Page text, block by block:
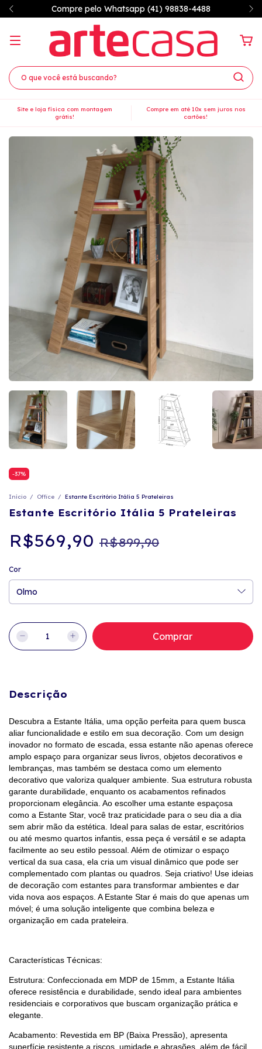
7% OFF à vista no PIX
Site e loja física com montagem
grátis!
Compre em até 10x sem juros nos
cartões!
-37%
Início / Office / Estante Escritório Itália 5 Prateleiras
Estante Escritório Itália 5 Prateleiras
R$569,90 R$899,90
Cor
Descrição
Descubra a Estante Itália, uma opção perfeita para quem busca
aliar funcionalidade e estilo em sua decoração. Com um design
inovador no formato de escada, essa estante não apenas oferece
amplo espaço para organizar seus livros, objetos decorativos e
lembranças, mas também se destaca como um elemento
decorativo que valoriza qualquer ambiente. Sua estrutura robusta
garante durabilidade, enquanto os acabamentos refinados
proporcionam elegância. Ao escolher uma estante espaçosa
como a Estante Star, você traz praticidade para o seu dia a dia
sem abrir mão da estética. Ideal para salas de estar, escritórios
ou até mesmo quartos infantis, essa peça é versátil e se adapta
facilmente ao seu estilo pessoal. Além de otimizar o espaço
vertical da sua casa, ela cria um visual dinâmico que pode ser
complementado com plantas ou quadros. Seja criativo! Use ideias
de decoração com estantes para transformar ambientes e dar
vida nova aos espaços. A Estante Star é mais do que apenas um
móvel; é uma solução inteligente que combina beleza e
organização em cada prateleira.
Características Técnicas:
Estrutura: Confeccionada em MDP de 15mm, a Estante Itália
oferece resistência e durabilidade, sendo ideal para ambientes
residenciais e corporativos que buscam organização prática e
elegante.
Acabamento: Revestida em BP (Baixa Pressão), apresenta
superfície resistente a riscos, umidade e abrasões, além de fácil